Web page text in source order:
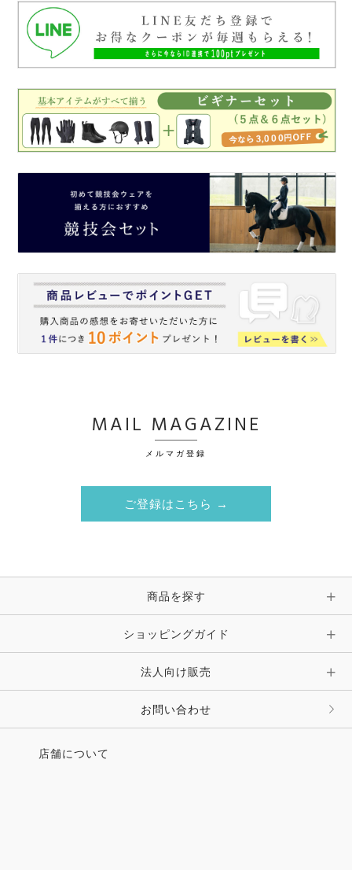
MAIL MAGAZINE
メルマガ登録
ご登録はこちら →
商品を探す
ショッピングガイド
法人向け販売
お問い合わせ
店舗について